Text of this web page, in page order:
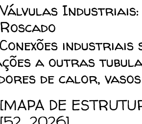
Válvulas Industriais:
Roscado
Conexões
a outras
de calor, vasos
[MAPA DE